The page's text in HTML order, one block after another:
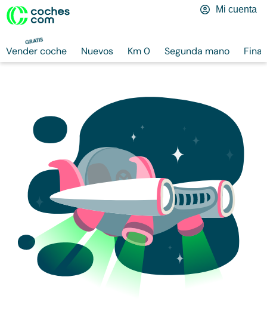
GRATIS
Vender coche Nuevos Km 0 Segunda mano
Mi cuenta